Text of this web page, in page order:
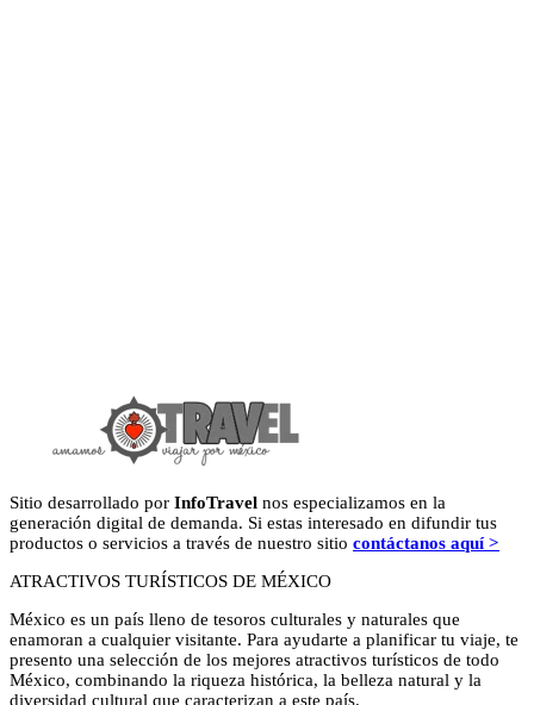
Sitio desarrollado por InfoTravel nos especializamos en la
generación digital de demanda. Si estas interesado en difundir tus
productos o servicios a través de nuestro sitio contáctanos aquí >
ATRACTIVOS TURÍSTICOS DE MÉXICO
México es un país lleno de tesoros culturales y naturales que
enamoran a cualquier visitante. Para ayudarte a planificar tu viaje, te
presento una selección de los mejores atractivos turísticos de todo
México, combinando la riqueza histórica, la belleza natural y la
diversidad cultural que caracterizan a este país.